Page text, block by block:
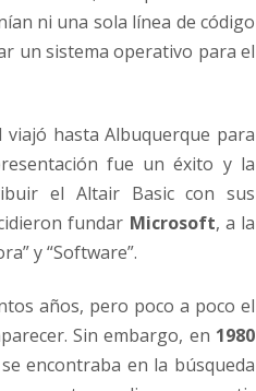
ni una sola línea de código
un sistema operativo para el
hasta Albuquerque para
fue un éxito y la
el Altair Basic con sus
fundar Microsoft, a la
y “Software”.
años, pero poco a poco el
Sin embargo, en 1980
encontraba en la búsqueda